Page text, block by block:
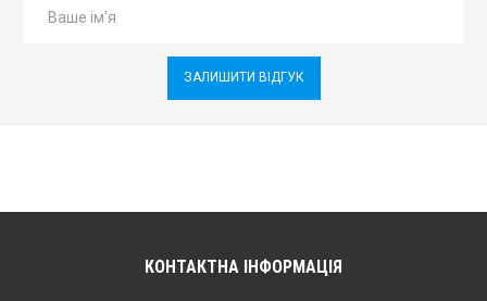
ЗАЛИШИТИ ВІДГУК
КОНТАКТНА ІНФОРМАЦІЯ